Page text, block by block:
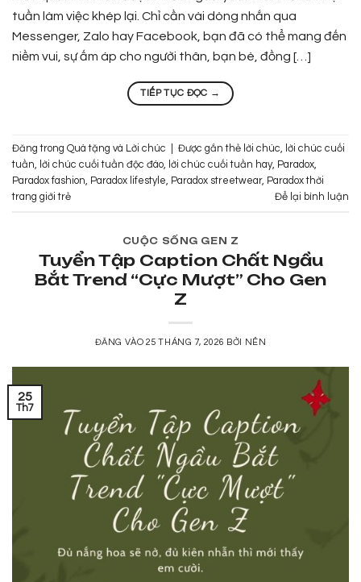
tuần làm việc khép lại. Chỉ cần vài dòng nhắn qua
Messenger, Zalo hay Facebook, bạn đã có thể mang đến
niềm vui, sự ấm áp cho người thân, bạn bè, đồng […]
TIẾP TỤC ĐỌC →
Đăng trong Quà tặng và Lời chúc Được gắn thẻ lời chúc, lời chúc cuối
tuần, lời chúc cuối tuần độc đáo, lời chúc cuối tuần hay, Paradox,
Paradox fashion, Paradox lifestyle, Paradox streetwear, Paradox thời
trang giới trẻ
Để lại bình luận
CUỘC SỐNG GEN Z
Tuyển Tập Caption Chất Ngầu
Bắt Trend “Cực Mượt” Cho Gen
Z
ĐĂNG VÀO 25 THÁNG 7, 2026 BỞI NÊN
25
Th7